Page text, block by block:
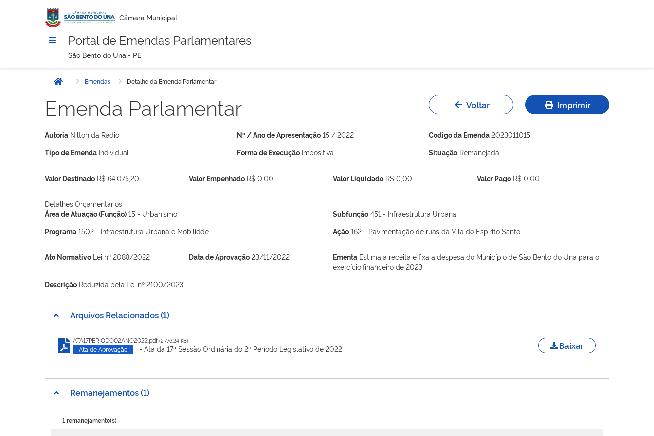
Câmara Municipal
Portal de Emendas Parlamentares
São Bento do Una - PE
Início Emendas Detalhe da Emenda Parlamentar
Emenda Parlamentar Voltar Imprimir
Autoria Nilton da Rádio Nº / Ano de Apresentação 15 / 2022 Código da Emenda 2023011015
Tipo de Emenda Individual Forma de Execução Impositiva Situação Remanejada
Valor Destinado R$ 64.075,20 Valor Empenhado R$ 0,00 Valor Liquidado R$ 0,00 Valor Pago R$ 0,00
Detalhes Orçamentários
Área de Atuação (Função) 15 - Urbanismo Subfunção 451 - Infraestrutura Urbana
Programa 1502 - Infraestrutura Urbana e Mobilidde Ação 162 - Pavimentação de ruas da Vila do Espírito Santo
Ato Normativo Lei nº 2088/2022 Data de Aprovação 23/11/2022 Ementa Estima a receita e fixa a despesa do Município de São Bento do Una para o
exercício financeiro de 2023
Descrição Reduzida pela Lei nº 2100/2023
Arquivos Relacionados (1)
ATA17PERIODO02ANO2022.pdf(2,776.24 KB)
Ata de Aprovação - Ata da 17ª Sessão Ordinária do 2º Período Legislativo de 2022 Baixar
Remanejamentos (1)
1 remanejamento(s)